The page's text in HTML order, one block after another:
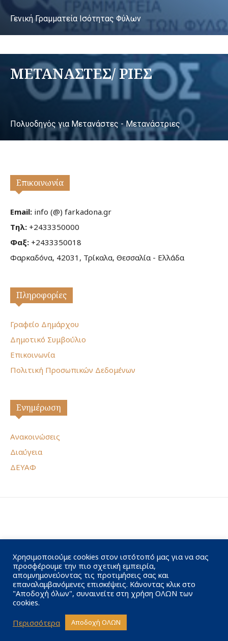
Γενική Γραμματεία Ισότητας Φύλων
ΜΕΤΑΝΑΣΤΕΣ/ ΡΙΕΣ
Πολυοδηγός για Μετανάστες - Μετανάστριες
Επικοινωνία
Email: info (@) farkadona.gr
Τηλ: +2433350000
Φαξ: +2433350018
Φαρκαδόνα, 42031, Τρίκαλα, Θεσσαλία - Ελλάδα
Πληροφορίες
Γραφείο Δημάρχου
Δημοτικό Συμβούλιο
Επικοινωνία
Πολιτική Προσωπικών Δεδομένων
Ενημέρωση
Ανακοινώσεις
Διαύγεια
ΔΕΥΑΦ
Χρησιμοποιούμε cookies στον ιστότοπό μας για να σας
προσφέρουμε την πιο σχετική εμπειρία,
απομνημονεύοντας τις προτιμήσεις σας και
επαναλαμβανόμενες επισκέψεις. Κάνοντας κλικ στο
"Αποδοχή όλων", συναινείτε στη χρήση ΟΛΩΝ των
cookies.
Περισσότερα
Αποδοχή ΟΛΩΝ